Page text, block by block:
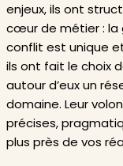
enjeux, ils ont
cœur de métier : la
conflit est unique
ils ont fait le choix
autour d’eux un
domaine. Leur
précises,
plus près de vos